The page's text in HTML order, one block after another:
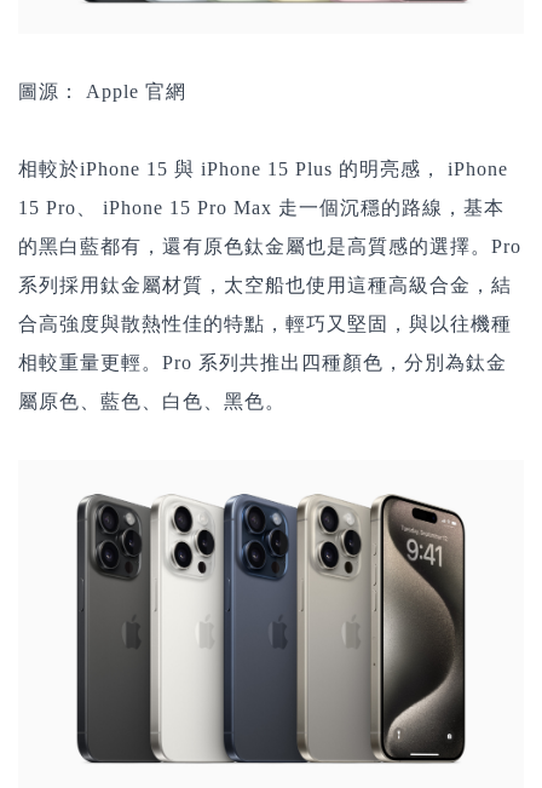
圖源： Apple 官網
相較於iPhone 15 與 iPhone 15 Plus 的明亮感， iPhone
15 Pro、 iPhone 15 Pro Max 走一個沉穩的路線，基本
的黑白藍都有，還有原色鈦金屬也是高質感的選擇。Pro
系列採用鈦金屬材質，太空船也使用這種高級合金，結
合高強度與散熱性佳的特點，輕巧又堅固，與以往機種
相較重量更輕。Pro 系列共推出四種顏色，分別為鈦金
屬原色、藍色、白色、黑色。